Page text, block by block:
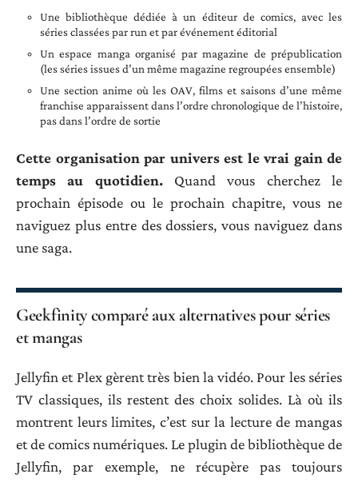
Une bibliothèque dédiée à un éditeur de comics, avec les
séries classées par run et par événement éditorial
Un espace manga organisé par magazine de prépublication
(les séries issues d’un même magazine regroupées ensemble)
Une section anime où les OAV, films et saisons d’une même
franchise apparaissent dans l’ordre chronologique de l’histoire,
pas dans l’ordre de sortie
Cette organisation par univers est le vrai gain de
temps au quotidien.Quand vous cherchez le
prochain épisode ou le prochain chapitre, vous ne
naviguez plus entre des dossiers, vous naviguez dans
une saga.
Geekfinity comparé aux alternatives pour séries
et mangas
Jellyfin et Plex gèrent très bien la vidéo. Pour les séries
TV classiques, ils restent des choix solides. Là où ils
montrent leurs limites, c’est sur la lecture de mangas
et de comics numériques. Le plugin de bibliothèque de
Jellyfin, par exemple, ne récupère pas toujours